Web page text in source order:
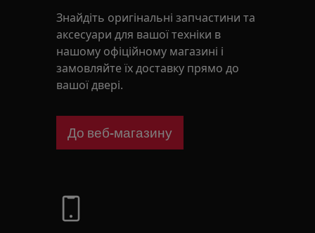
Знайдіть оригінальні запчастини та
аксесуари для вашої техніки в
нашому офіційному магазині і
замовляйте їх доставку прямо до
вашої двері.
До веб-магазину